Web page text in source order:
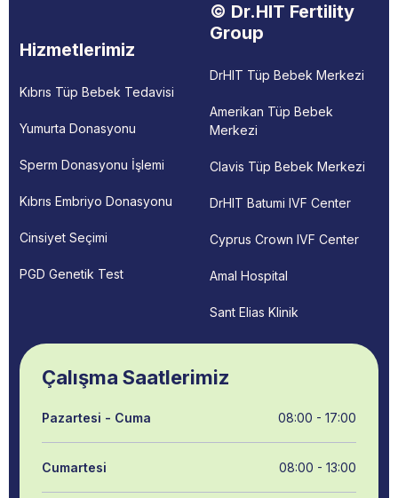
Hizmetlerimiz
Kıbrıs Tüp Bebek Tedavisi
Yumurta Donasyonu
Sperm Donasyonu İşlemi
Kıbrıs Embriyo Donasyonu
Cinsiyet Seçimi
PGD Genetik Test
© Dr.HIT Fertility
Group
DrHIT Tüp Bebek Merkezi
Amerikan Tüp Bebek
Merkezi
Clavis Tüp Bebek Merkezi
DrHIT Batumi IVF Center
Cyprus Crown IVF Center
Amal Hospital
Sant Elias Klinik
Çalışma Saatlerimiz
Pazartesi - Cuma 08:00 - 17:00
Cumartesi 08:00 - 13:00